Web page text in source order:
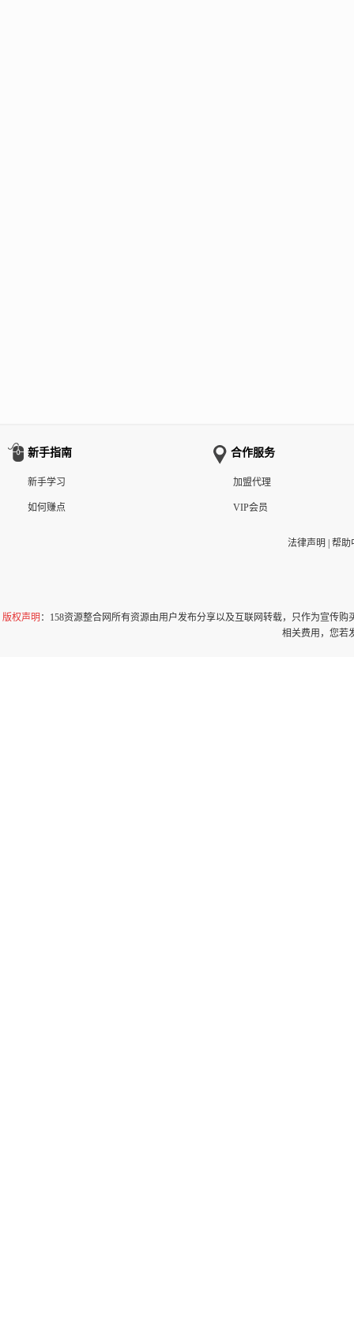
新手指南
新手学习
如何赚点
合作服务
加盟代理
VIP会员
法律声明 帮助
版权声明 ：158资源整合网所有资源由用户发布分享以及互联网转载，只作为宣传
相关费用，您若